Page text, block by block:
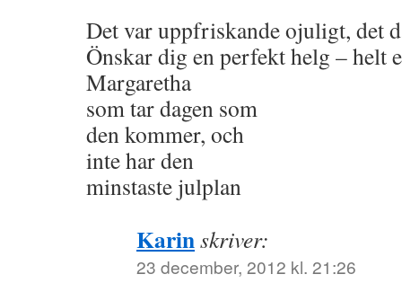
Det var uppfriskande ojuligt, det
Önskar dig en perfekt helg – helt
Margaretha
som tar dagen som
den kommer, och
inte har den
minstaste julplan
Karinskriver:
23 december, 2012 kl. 21:26